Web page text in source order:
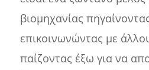
βιομηχανίας
επικοινωνώντας με
παίζοντας έξω για να